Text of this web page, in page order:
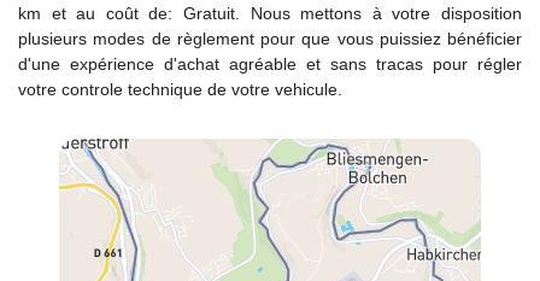
km et au coût de: Gratuit. Nous mettons à votre disposition
plusieurs modes de règlement pour que vous puissiez bénéficier
d'une expérience d'achat agréable et sans tracas pour régler
votre controle technique de votre vehicule.